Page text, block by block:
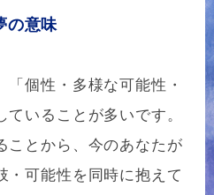
の意味
個性・多様な可能性・
いることが多いです。
ことから、今のあなたが
・可能性を同時に抱えて